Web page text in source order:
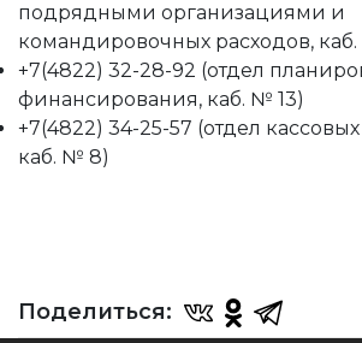
подрядными организациями и
командировочных расходов, каб.
+7(4822) 32-28-92 (отдел
финансирования, каб. № 13)
+7(4822) 34-25-57 (отдел
каб. № 8)
Поделиться: